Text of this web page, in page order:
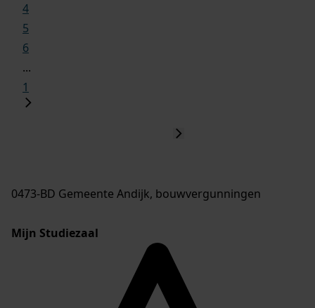
4
5
6
...
1
0473-BD Gemeente Andijk, bouwvergunningen
Mijn Studiezaal